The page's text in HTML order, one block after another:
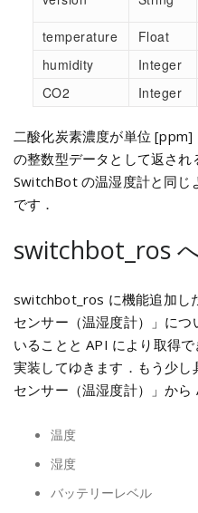
temperature
Float
humidity
Integer
CO2
Integer
二酸化炭素濃度が単位
の整数型データとして返さ
SwitchBot の温湿度計と同じ
です．
switchbot_ros
switchbot_ros に機能追加し
センサー（温湿度計）」に
いることと API により取得
実装してゆきます．もう少
センサー（温湿度計）」から
温度
湿度
バッテリーレベル